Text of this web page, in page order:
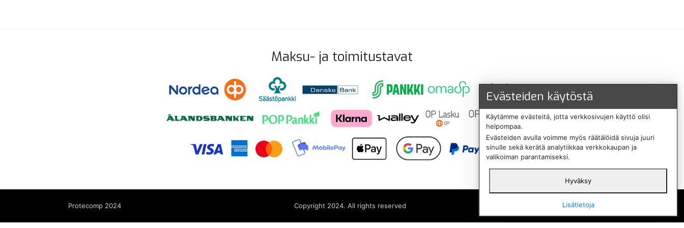
Maksu- ja toimitustavat
Protecomp 2024 Copyright 2024. All rights reserved
Svenska
Evästeiden käytöstä
Käytämme evästeitä, jotta verkkosivujen käyttö olisi
helpompaa.
Evästeiden avulla voimme myös räätälöidä sivuja juuri
sinulle sekä kerätä analytiikkaa verkkokaupan ja
valikoiman parantamiseksi.
Hyväksy
Lisätietoja